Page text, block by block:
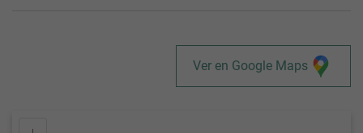
Ver en Google Maps